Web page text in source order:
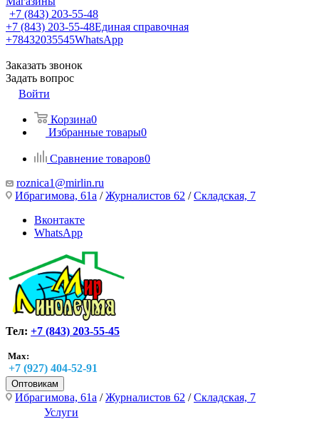
+7 (843) 203-55-48
+7 (843) 203-55-48Единая справочная
+78432035545WhatsApp
Заказать звонок
Задать вопрос
Войти
Корзина0
Избранные товары0
Сравнение товаров0
roznica1@mirlin.ru
Ибрагимова, 61а /Журналистов 62 /Складская, 7
Вконтакте
WhatsApp
Тел: +7 (843) 203-55-45
Max:
+7 (927) 404-52-91
Оптовикам
Ибрагимова, 61а /Журналистов 62 /Складская, 7
Услуги